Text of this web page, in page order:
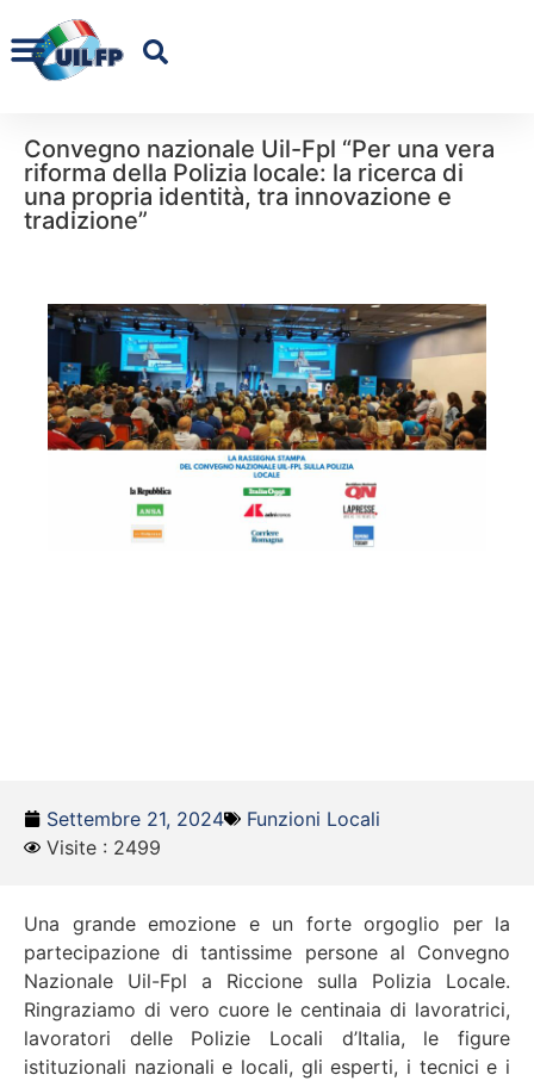
Convegno nazionale Uil-Fpl “Per una vera
riforma della Polizia locale: la ricerca di
una propria identità, tra innovazione e
tradizione”
Settembre 21, 2024
Funzioni Locali
Visite : 2499
Una grande emozione e un forte orgoglio per la
partecipazione di tantissime persone al Convegno
Nazionale Uil-Fpl a Riccione sulla Polizia Locale.
Ringraziamo di vero cuore le centinaia di lavoratrici,
lavoratori delle Polizie Locali d’Italia, le figure
istituzionali nazionali e locali, gli esperti, i tecnici e i